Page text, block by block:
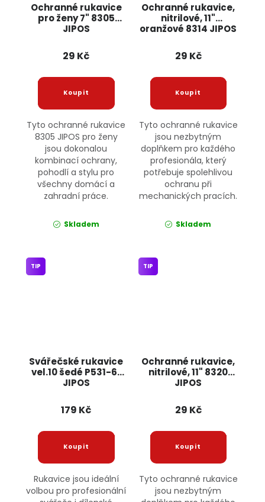
Ochranné rukavice
pro ženy 7" 8305
JIPOS
29 Kč
Tyto ochranné rukavice
8305 JIPOS pro ženy
jsou dokonalou
kombinací ochrany,
pohodlí a stylu pro
všechny domácí a
zahradní práce.
Skladem
Ochranné rukavice,
nitrilové, 11"
oranžové 8314 JIPOS
29 Kč
Tyto ochranné rukavice
jsou nezbytným
doplňkem pro každého
profesionála, který
potřebuje spolehlivou
ochranu při
mechanických pracích.
Skladem
Svářečské rukavice
vel.10 šedé P531-61
JIPOS
TIP
179 Kč
Rukavice jsou ideální
volbou pro profesionální
Ochranné rukavice,
nitrilové, 11" 8320
JIPOS
TIP
29 Kč
Tyto ochranné rukavice
jsou nezbytným